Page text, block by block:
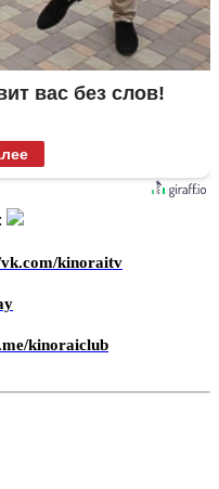
вас без слов!
:
kinoraitv
kinoraiclub